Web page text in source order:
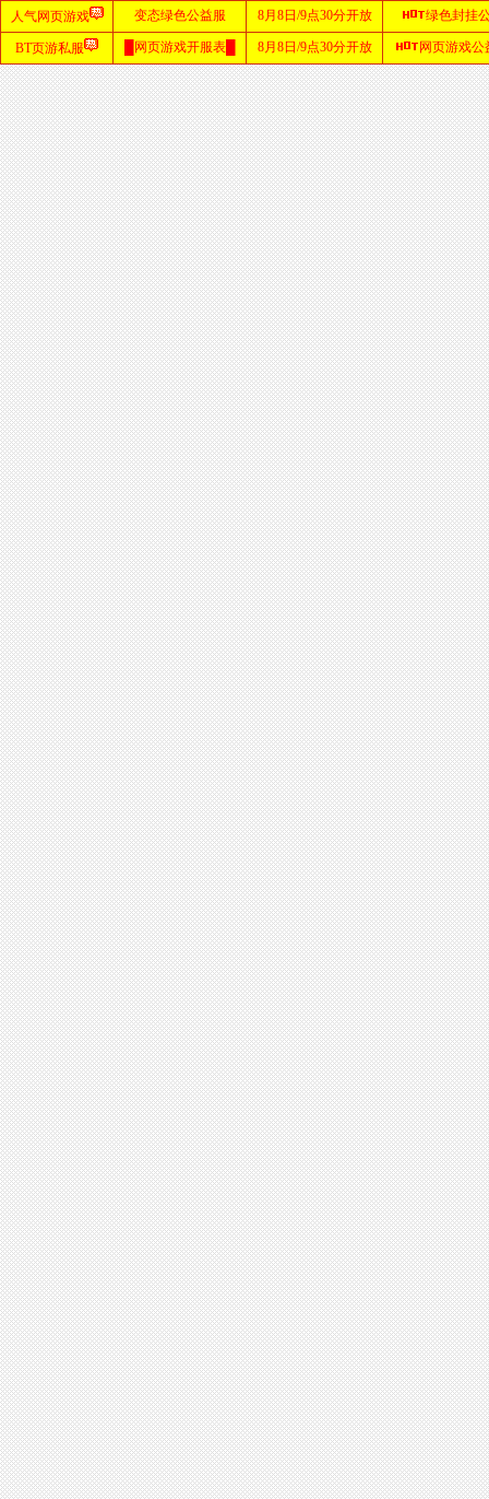
首
页
zhaosf
传奇
sf999
发布
网
找
私
服
zhaosf
发布
网